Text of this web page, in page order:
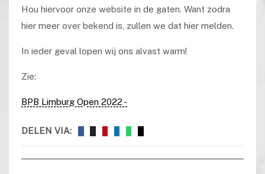
Hou hiervoor onze website in de gaten. Want zodra
hier meer over bekend is, zullen we dat hier melden.
In ieder geval lopen wij ons alvast warm!
Zie:
BPB Limburg Open 2022 -
DELEN VIA: